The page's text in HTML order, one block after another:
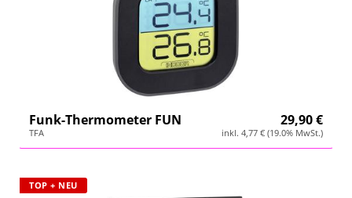
Hygrometer
Funk-Thermometer FUN
TFA
29,90 €
inkl. 4,77 € (19.0% MwSt.)
TOP + NEU